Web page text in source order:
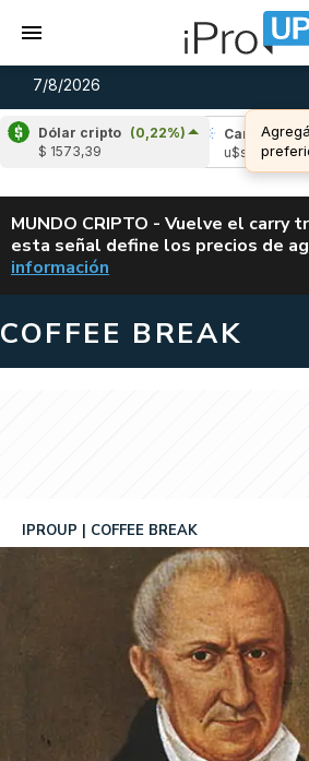
7/8/2026
Dólar cripto (0,22%)
$ 1573,39
(-1,80%)
Cardano (-
u$s 0,20
ALERTA
MUNDO CRIPTO - Vuelve el carry
esta señal define los precios de
información
COFFEE BREAK
IPROUP COFFEE BREAK